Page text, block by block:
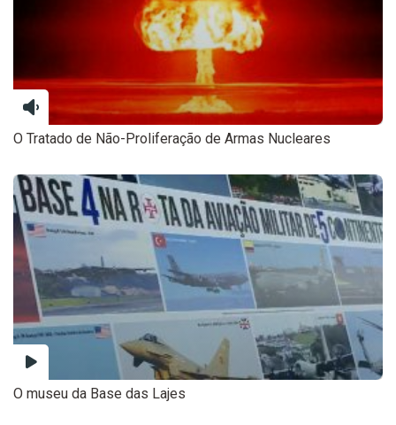
O Tratado de Não-Proliferação de Armas Nucleares
O museu da Base das Lajes